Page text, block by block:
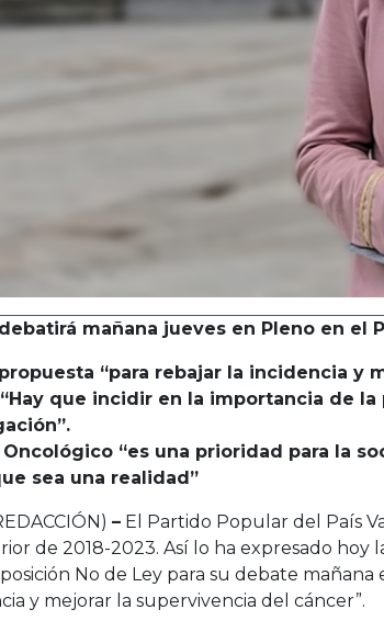
mañana jueves en Pleno en el
“para rebajar la incidencia y
“Hay que incidir en la importancia de
Oncológico “es una prioridad para la
sea una realidad”
– El Partido Popular del País
de 2018-2023. Así lo ha expresado hoy
No de Ley para su debate
y mejorar la supervivencia del cáncer”.